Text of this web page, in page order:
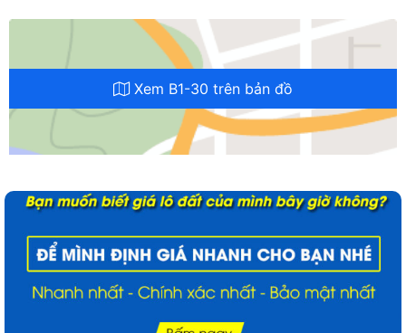
Xem B1-30 trên bản đồ